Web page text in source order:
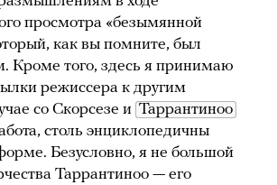
просмотра «безымянной
как вы помните, был
того, здесь я принимаю
режиссера к другим
со Скорсезе и Таррантиноо
столь энциклопедичны
Безусловно, я не большой
Таррантиноо — его